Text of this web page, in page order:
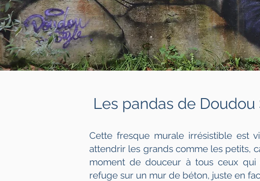
Les pandas de
Cette fresque murale irrésistible est
attendrir les grands comme les petits,
moment de douceur à tous ceux
refuge sur un mur de béton, juste en